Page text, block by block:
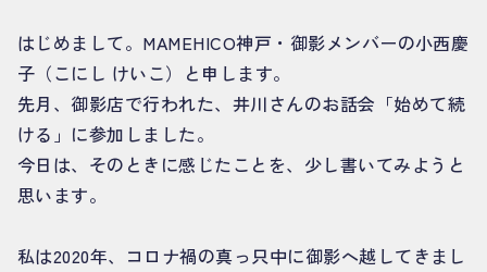
はじめまして。MAMEHICO神戸・御影メンバーの小西慶
子（こにし けいこ）と申します。
先月、御影店で行われた、井川さんのお話会「始めて続
ける」に参加しました。
今日は、そのときに感じたことを、少し書いてみようと
思います。
私は2020年、コロナ禍の真っ只中に御影へ越してきまし